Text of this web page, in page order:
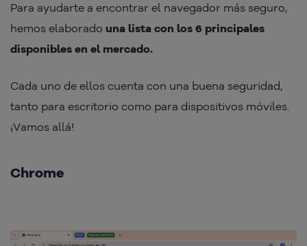
Para ayudarte a encontrar el navegador más seguro,
hemos elaborado una lista con los 6 principales
disponibles en el mercado.
Cada uno de ellos cuenta con una buena seguridad,
tanto para escritorio como para dispositivos móviles.
¡Vamos allá!
Chrome